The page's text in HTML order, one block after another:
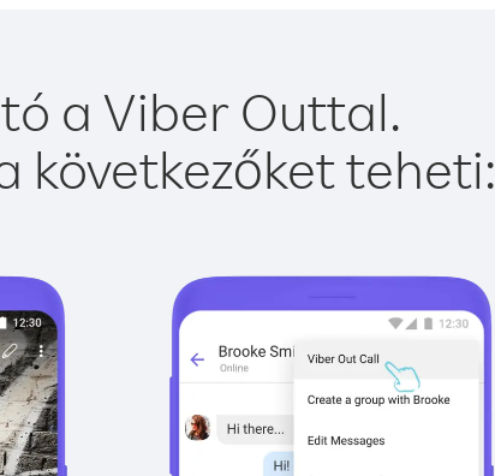
a Viber Outtal.
következőket teheti: